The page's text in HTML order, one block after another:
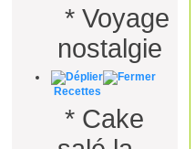
* Voyage
nostalgie
Recettes
* Cake